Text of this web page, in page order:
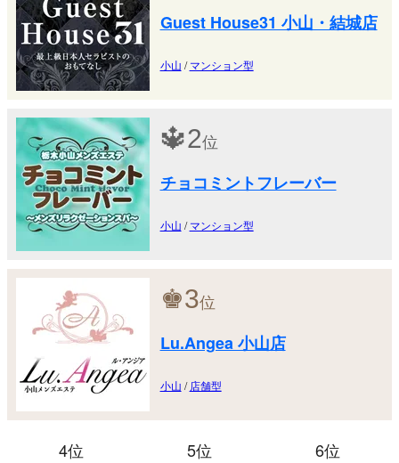
Guest House31 小山・結城店
小山 /マンション型
🔱2位
チョコミントフレーバー
小山 /マンション型
♚3位
Lu.Angea 小山店
小山 / 店舗型
4位 5位 6位